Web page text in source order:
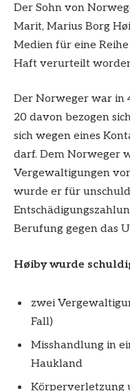
Der Sohn von
Marit, Marius Borg
Medien für eine
Haft verurteilt
Der Norweger war in
20 davon bezogen
sich wegen eines
darf. Dem Norweger
Vergewaltigungen
wurde er für
Berufung gegen das
Høiby wurde
zwei
Fall)
Misshandlung in
Haukland
Körperverletzung